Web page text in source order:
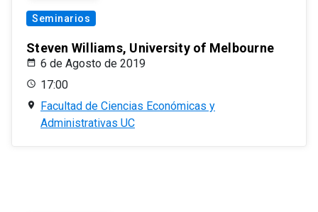
Seminarios
Steven Williams, University of Melbourne
6 de Agosto de 2019
17:00
Facultad de Ciencias Económicas y
Administrativas UC